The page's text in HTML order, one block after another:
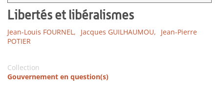
Libertés et libéralismes
Jean-Louis FOURNEL, Jacques GUILHAUMOU,
Jean-Pierre
POTIER
Collection
Gouvernement en question(s)